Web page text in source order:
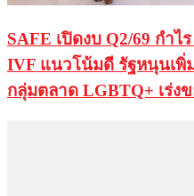
SAFE เปิดงบ Q2/69 กำ
IVF แนวโน้มดี รัฐหนุนเพิ่
กลุ่มตลาด LGBTQ+ เร่ง